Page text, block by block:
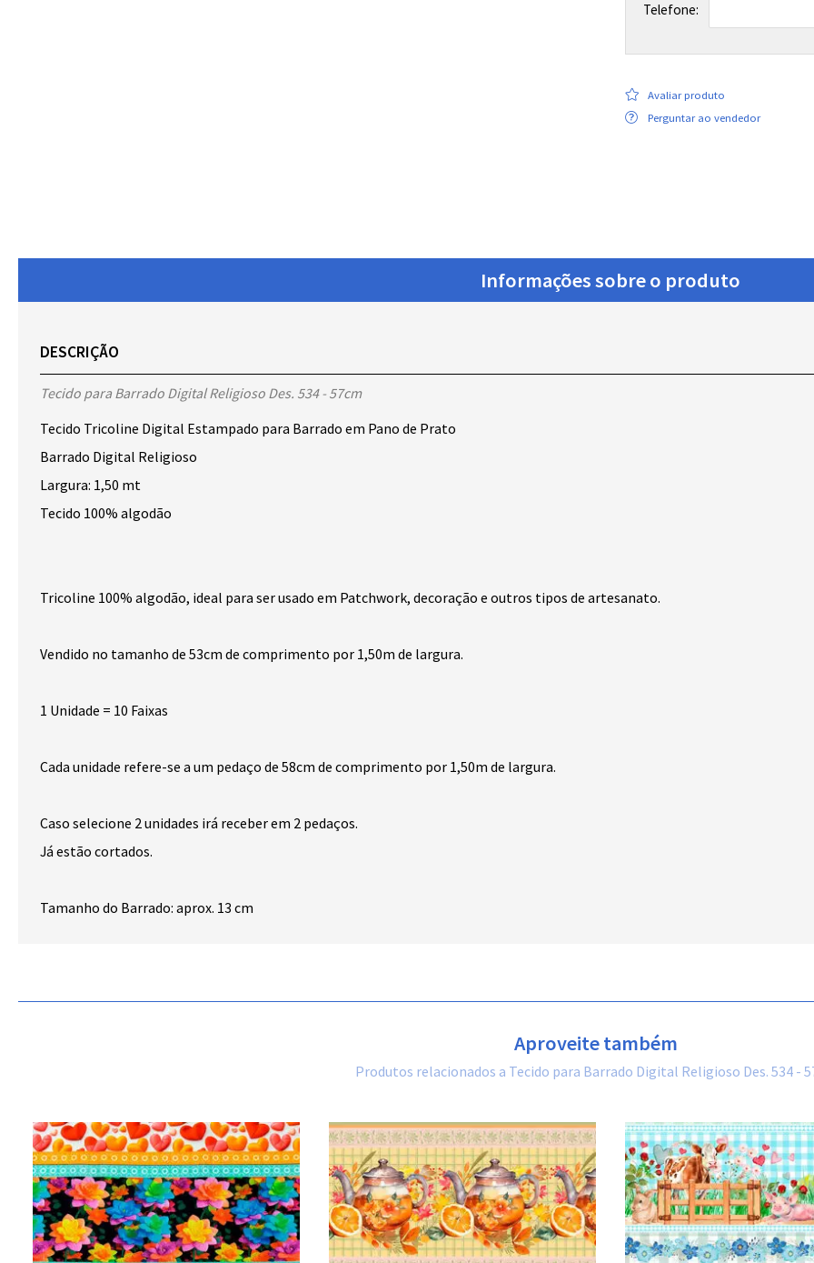
Telefone:
Avaliar produto
Perguntar ao vendedor
Informações sobre o produto
DESCRIÇÃO
Tecido para Barrado Digital Religioso Des. 534 - 57cm
Tecido Tricoline Digital Estampado para Barrado em Pano de Prato
Barrado Digital Religioso
Largura: 1,50 mt
Tecido 100% algodão
Tricoline 100% algodão, ideal para ser usado em Patchwork, decoração e outros tipos de artesanato.
Vendido no tamanho de 53cm de comprimento por 1,50m de largura.
1 Unidade = 10 Faixas
Cada unidade refere-se a um pedaço de 58cm de comprimento por 1,50m de largura.
Caso selecione 2 unidades irá receber em 2 pedaços.
Já estão cortados.
Tamanho do Barrado: aprox. 13 cm
Aproveite também
Produtos relacionados a Tecido para Barrado Digital Religioso Des. 534 -